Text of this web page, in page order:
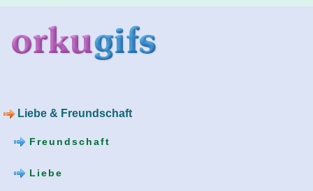
Liebe & Freundschaft
Freundschaft
Liebe